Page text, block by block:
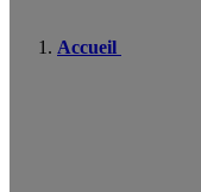
Accueil